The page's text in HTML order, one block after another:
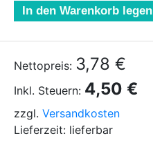
In den Warenkorb legen
Nettopreis: 3,78 €
Inkl. Steuern: 4,50 €
zzgl. Versandkosten
Lieferzeit: lieferbar